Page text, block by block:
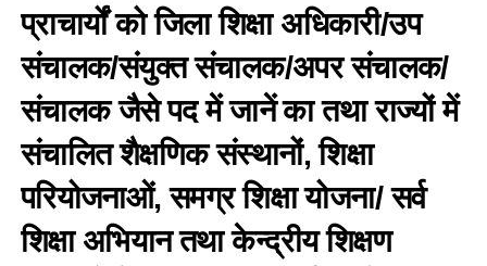
प्राचार्यों को जिला शिक्षा अधिकारी/उप
संचालक/संयुक्त संचालक/अपर संचालक/
संचालक जैसे पद में जानें का तथा राज्यों में
संचालित शैक्षणिक संस्थानों, शिक्षा
परियोजनाओं, समग्र शिक्षा योजना/ सर्व
शिक्षा अभियान तथा केन्द्रीय शिक्षण